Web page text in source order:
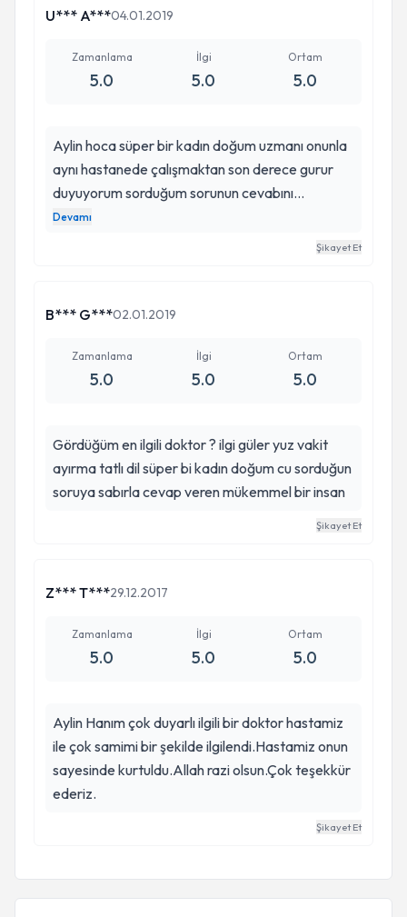
U*** A***04.01.2019
Zamanlama
5.0
İlgi
5.0
Ortam
5.0
Aylin hoca süper bir kadın doğum uzmanı onunla
aynı hastanede çalışmaktan son derece gurur
duyuyorum sorduğum sorunun cevabını
anlamadığım zaman yeniden yeniden anlayana
Devamı
Şikayet Et
B*** G***02.01.2019
Zamanlama
5.0
İlgi
5.0
Ortam
5.0
Gördüğüm en ilgili doktor ? ilgi güler yuz vakit
ayırma tatlı dil süper bi kadın doğum cu sorduğun
soruya sabırla cevap veren mükemmel bir insan
Şikayet Et
Z*** T***29.12.2017
Zamanlama
5.0
İlgi
5.0
Ortam
5.0
Aylin Hanım çok duyarlı ilgili bir doktor hastamiz
ile çok samimi bir şekilde ilgilendi.Hastamiz onun
sayesinde kurtuldu.Allah razi olsun.Çok teşekkür
ederiz.
Şikayet Et